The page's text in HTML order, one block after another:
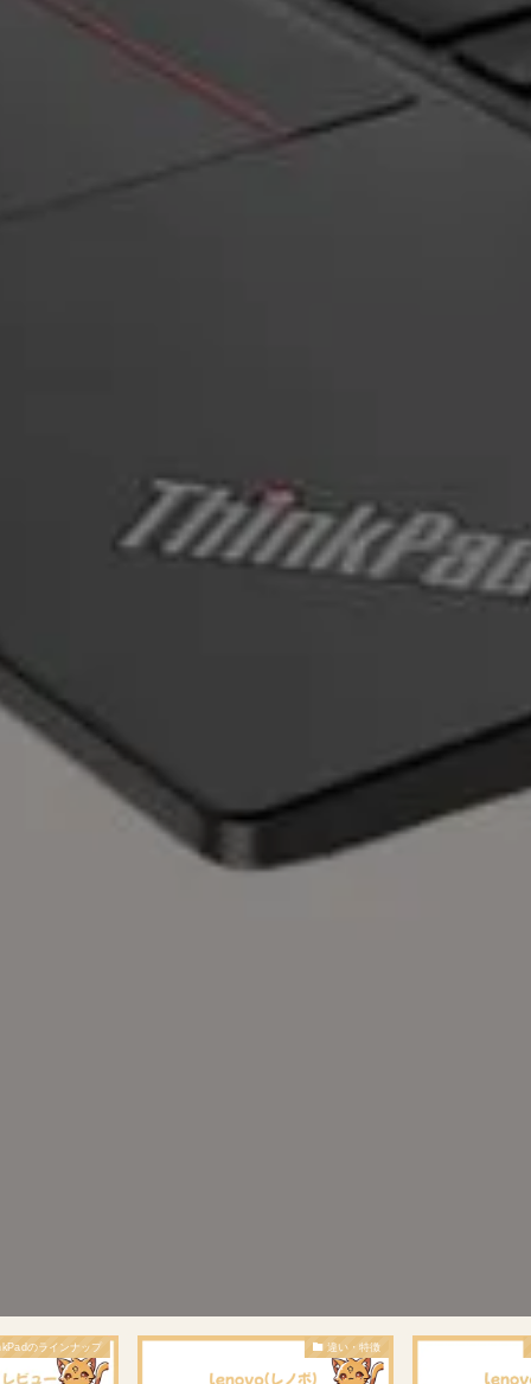
のラインナップ 違い・特徴